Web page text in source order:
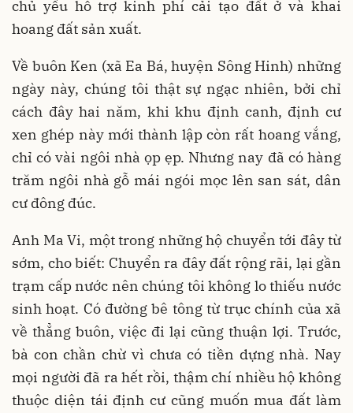
chủ yếu hỗ trợ kinh phí cải tạo đất ở và khai
hoang đất sản xuất.
Về buôn Ken (xã Ea Bá, huyện Sông Hinh) những
ngày này, chúng tôi thật sự ngạc nhiên, bởi chỉ
cách đây hai năm, khi khu định canh, định cư
xen ghép này mới thành lập còn rất hoang vắng,
chỉ có vài ngôi nhà ọp ẹp. Nhưng nay đã có hàng
trăm ngôi nhà gỗ mái ngói mọc lên san sát, dân
cư đông đúc.
Anh Ma Vi, một trong những hộ chuyển tới đây từ
sớm, cho biết: Chuyển ra đây đất rộng rãi, lại gần
trạm cấp nước nên chúng tôi không lo thiếu nước
sinh hoạt. Có đường bê tông từ trục chính của xã
về thẳng buôn, việc đi lại cũng thuận lợi. Trước,
bà con chần chừ vì chưa có tiền dựng nhà. Nay
mọi người đã ra hết rồi, thậm chí nhiều hộ không
thuộc diện tái định cư cũng muốn mua đất làm